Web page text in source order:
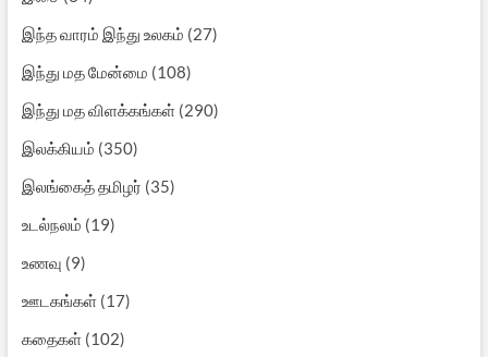
இந்த வாரம் இந்து உலகம் (27)
இந்து மத மேன்மை (108)
இந்து மத விளக்கங்கள்(290)
இலக்கியம் (350)
இலங்கைத் தமிழர் (35)
உடல்நலம் (19)
உணவு (9)
ஊடகங்கள்(17)
கதைகள்(102)